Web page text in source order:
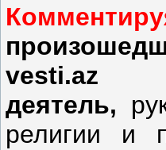
vesti.az
деятель,
религии и